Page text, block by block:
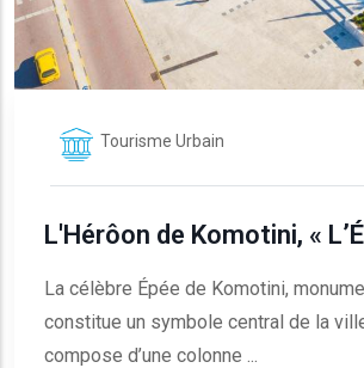
Tourisme Urbain
L'Hérôon de Komotini, «
La célèbre Épée de Komotini,
constitue un symbole central de la
compose d’une colonne ...